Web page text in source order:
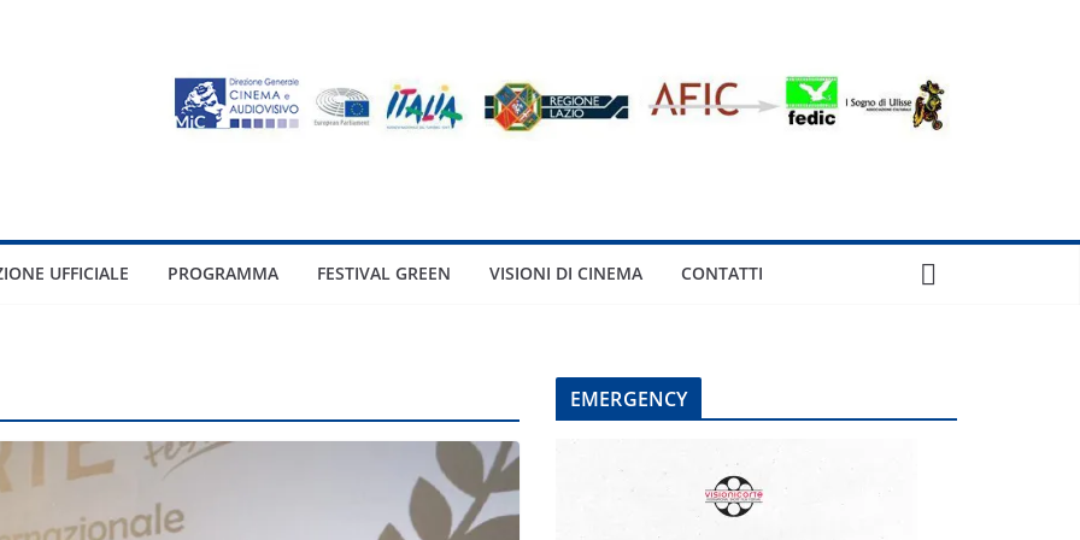
UFFICIALE PROGRAMMA FESTIVAL GREEN VISIONI DI CINEMA CONTATTI
EMERGENCY